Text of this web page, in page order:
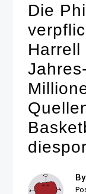
Die
Harrell